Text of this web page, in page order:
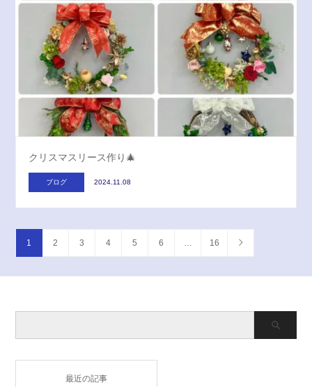
クリスマスリース作り🎄
ブログ 2024.11.08
1 2 3 4 5 6 16
最近の記事